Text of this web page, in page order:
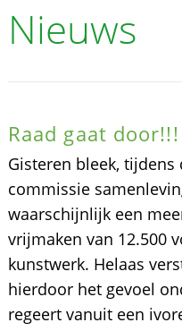
Nieuws
Raad gaat door!!!
Gisteren bleek,
commissie
waarschijnlijk een
vrijmaken van 12.500
kunstwerk. Helaas
hierdoor het gevoel
regeert vanuit een